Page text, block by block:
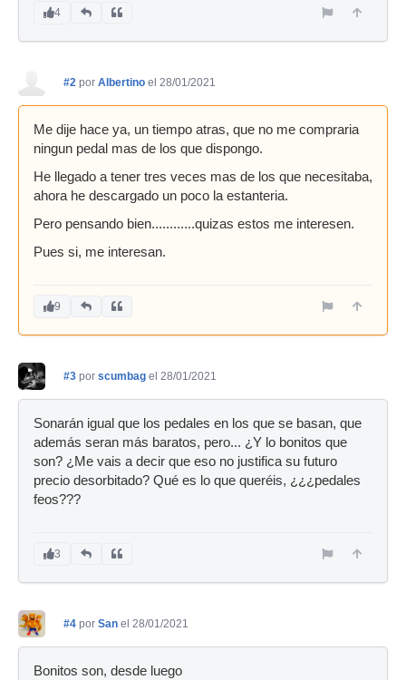
4
#2 por Albertino el 28/01/2021
Me dije hace ya, un tiempo atras, que no me compraria
ningun pedal mas de los que dispongo.
He llegado a tener tres veces mas de los que necesitaba,
ahora he descargado un poco la estanteria.
Pero pensando bien............quizas estos me interesen.
Pues si, me interesan.
9
#3 por scumbag el 28/01/2021
Sonarán igual que los pedales en los que se basan, que
además seran más baratos, pero... ¿Y lo bonitos que
son? ¿Me vais a decir que eso no justifica su futuro
precio desorbitado? Qué es lo que queréis, ¿¿¿pedales
feos???
3
#4 por San el 28/01/2021
Bonitos son, desde luego